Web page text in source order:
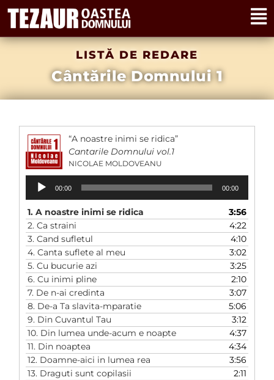
LISTĂ DE REDARE
Cântările Domnului 1
“A noastre inimi se ridica”
Cantarile Domnului vol.1
NICOLAE MOLDOVEANU
Audio
Player
00:00 00:00
1.A noastre inimi se ridica
3:56
2.Ca straini
4:22
3.Cand sufletul
4:10
4.Canta suflete al meu
3:02
5.Cu bucurie azi
3:25
6.Cu inimi pline
2:10
7. De n-ai credinta
3:07
8. De-a Ta slavita-mparatie
5:06
9. Din Cuvantul Tau
3:12
10. Din lumea unde-acum e noapte
4:37
11. Din noaptea
4:34
12. Doamne-aici in lumea rea
3:56
13. Draguti sunt copilasii
2:11